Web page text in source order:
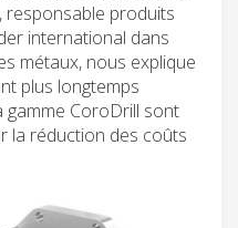
responsable produits
international dans
métaux, nous explique
plus longtemps
CoroDrill sont
la réduction des coûts